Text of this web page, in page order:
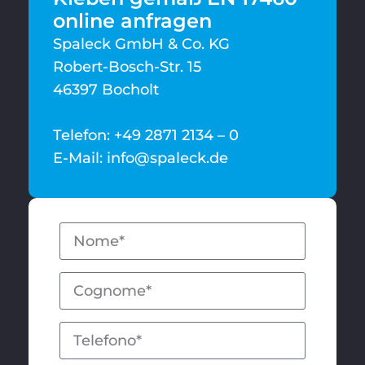
online anfragen
Spaleck GmbH & Co. KG
Robert-Bosch-Str. 15
46397 Bocholt
Telefon: +49 2871 2134 – 0
E-Mail: info@spaleck.de